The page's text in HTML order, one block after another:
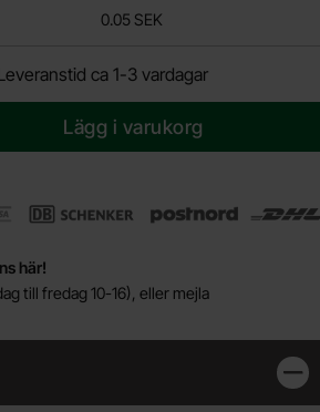
0.05 SEK
ca 1-3 vardagar
Lägg i varukorg
här!
till fredag 10-16), eller mejla